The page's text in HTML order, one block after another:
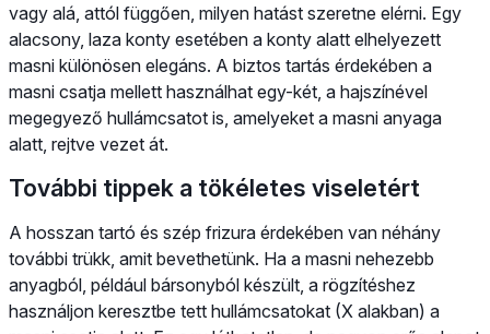
vagy alá, attól függően, milyen hatást szeretne elérni. Egy
alacsony, laza konty esetében a konty alatt elhelyezett
masni különösen elegáns. A biztos tartás érdekében a
masni csatja mellett használhat egy-két, a hajszínével
megegyező hullámcsatot is, amelyeket a masni anyaga
alatt, rejtve vezet át.
További tippek a tökéletes viseletért
A hosszan tartó és szép frizura érdekében van néhány
további trükk, amit bevethetünk. Ha a masni nehezebb
anyagból, például bársonyból készült, a rögzítéshez
használjon keresztbe tett hullámcsatokat (X alakban) a